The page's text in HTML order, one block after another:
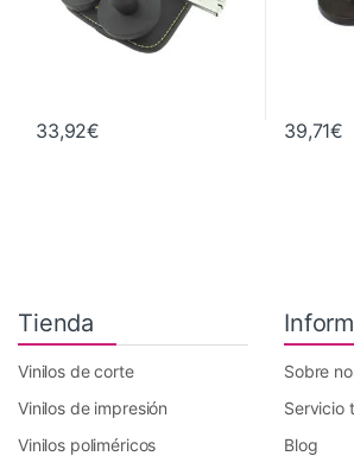
33,92€ 39,71€
Tienda
Vinilos de corte
Vinilos de impresión
Vinilos poliméricos
Sobre
Servicio
Blog